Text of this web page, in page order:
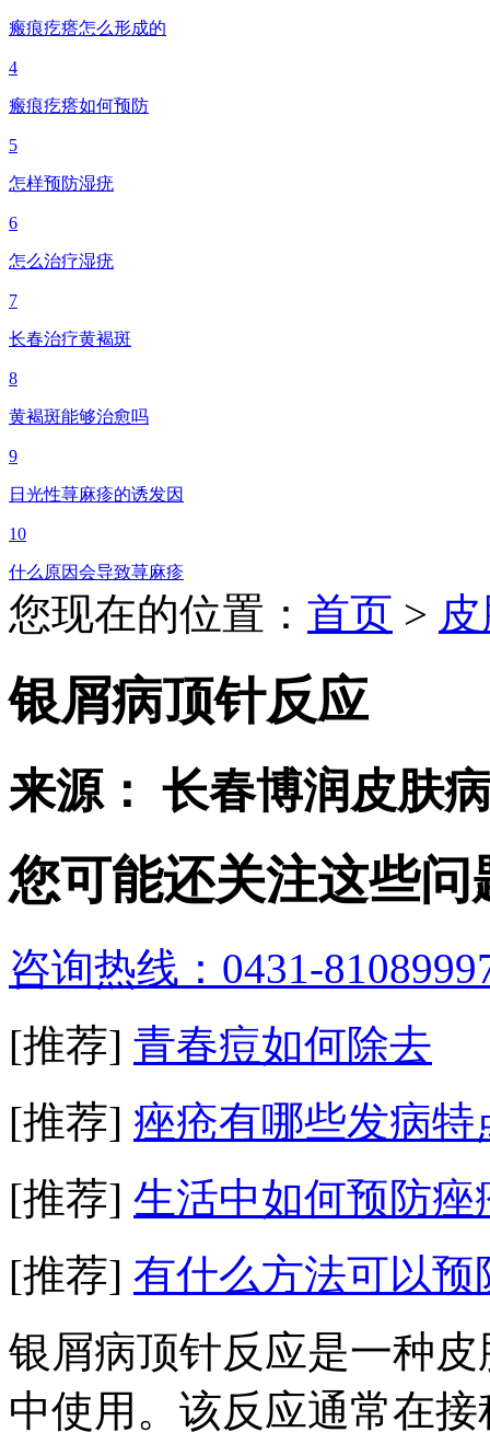
瘢痕疙瘩怎么形成的
4
瘢痕疙瘩如何预防
5
怎样预防湿疣
6
怎么治疗湿疣
7
长春治疗黄褐斑
8
黄褐斑能够治愈吗
9
日光性荨麻疹的诱发因
10
什么原因会导致荨麻疹
您现在的位置： 首页 >
银屑病顶针反应
来源： 长春博润皮肤
您可能还关注这些问
咨询热线：0431-
[推荐] 青春痘如何除去
[推荐] 痤疮有哪些发病特
[推荐] 生活中如何预防痤
[推荐] 有什么方法可以预
银屑病顶针反应是一种
中使用。该反应通常在